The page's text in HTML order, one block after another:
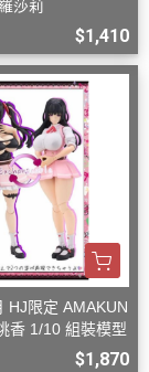
莎莉
$1,410
HJ限定 AMAKUN
香 1/10 組裝模型
$1,870